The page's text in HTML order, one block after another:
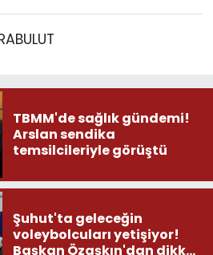
TBMM'de sağlık gündemi!
Arslan sendika
temsilcileriyle görüştü
Şuhut'ta geleceğin
voleybolcuları yetişiyor!
Başkan Özaşkın'dan dikkat